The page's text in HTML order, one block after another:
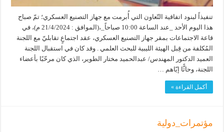
تنفيذاً لبنود اتفاقية التّعاون التي أُبرمت مع جهاز التصنيع العسكري؛ تمّ صباح
هذا اليوم الأحد _عند الساعة 10:00 صباحاً_،(الموافق : 21/4/2024 م)، في
قاعة الاجتماعات بمقر جهاز التصنيع العسكري، عقد اجتماعٍ تقابليّ مع اللجنة
المُكلفة من قِبل الهيئة الليبية للبحث العلمي . وقد كان في استقبال اللجنة
العميد الدكتور المهندس/ عبدالحميد مختار الطوير، الذي كان مرحّبًا بأعضاء
اللجنة، وحاثًّا إيّاهم …
أكمل القراءة »
مؤتمرات_دولية